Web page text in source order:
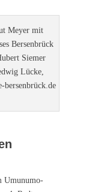
Meyer mit
Bersenbrück
Siemer
Lücke,
Umunumo-